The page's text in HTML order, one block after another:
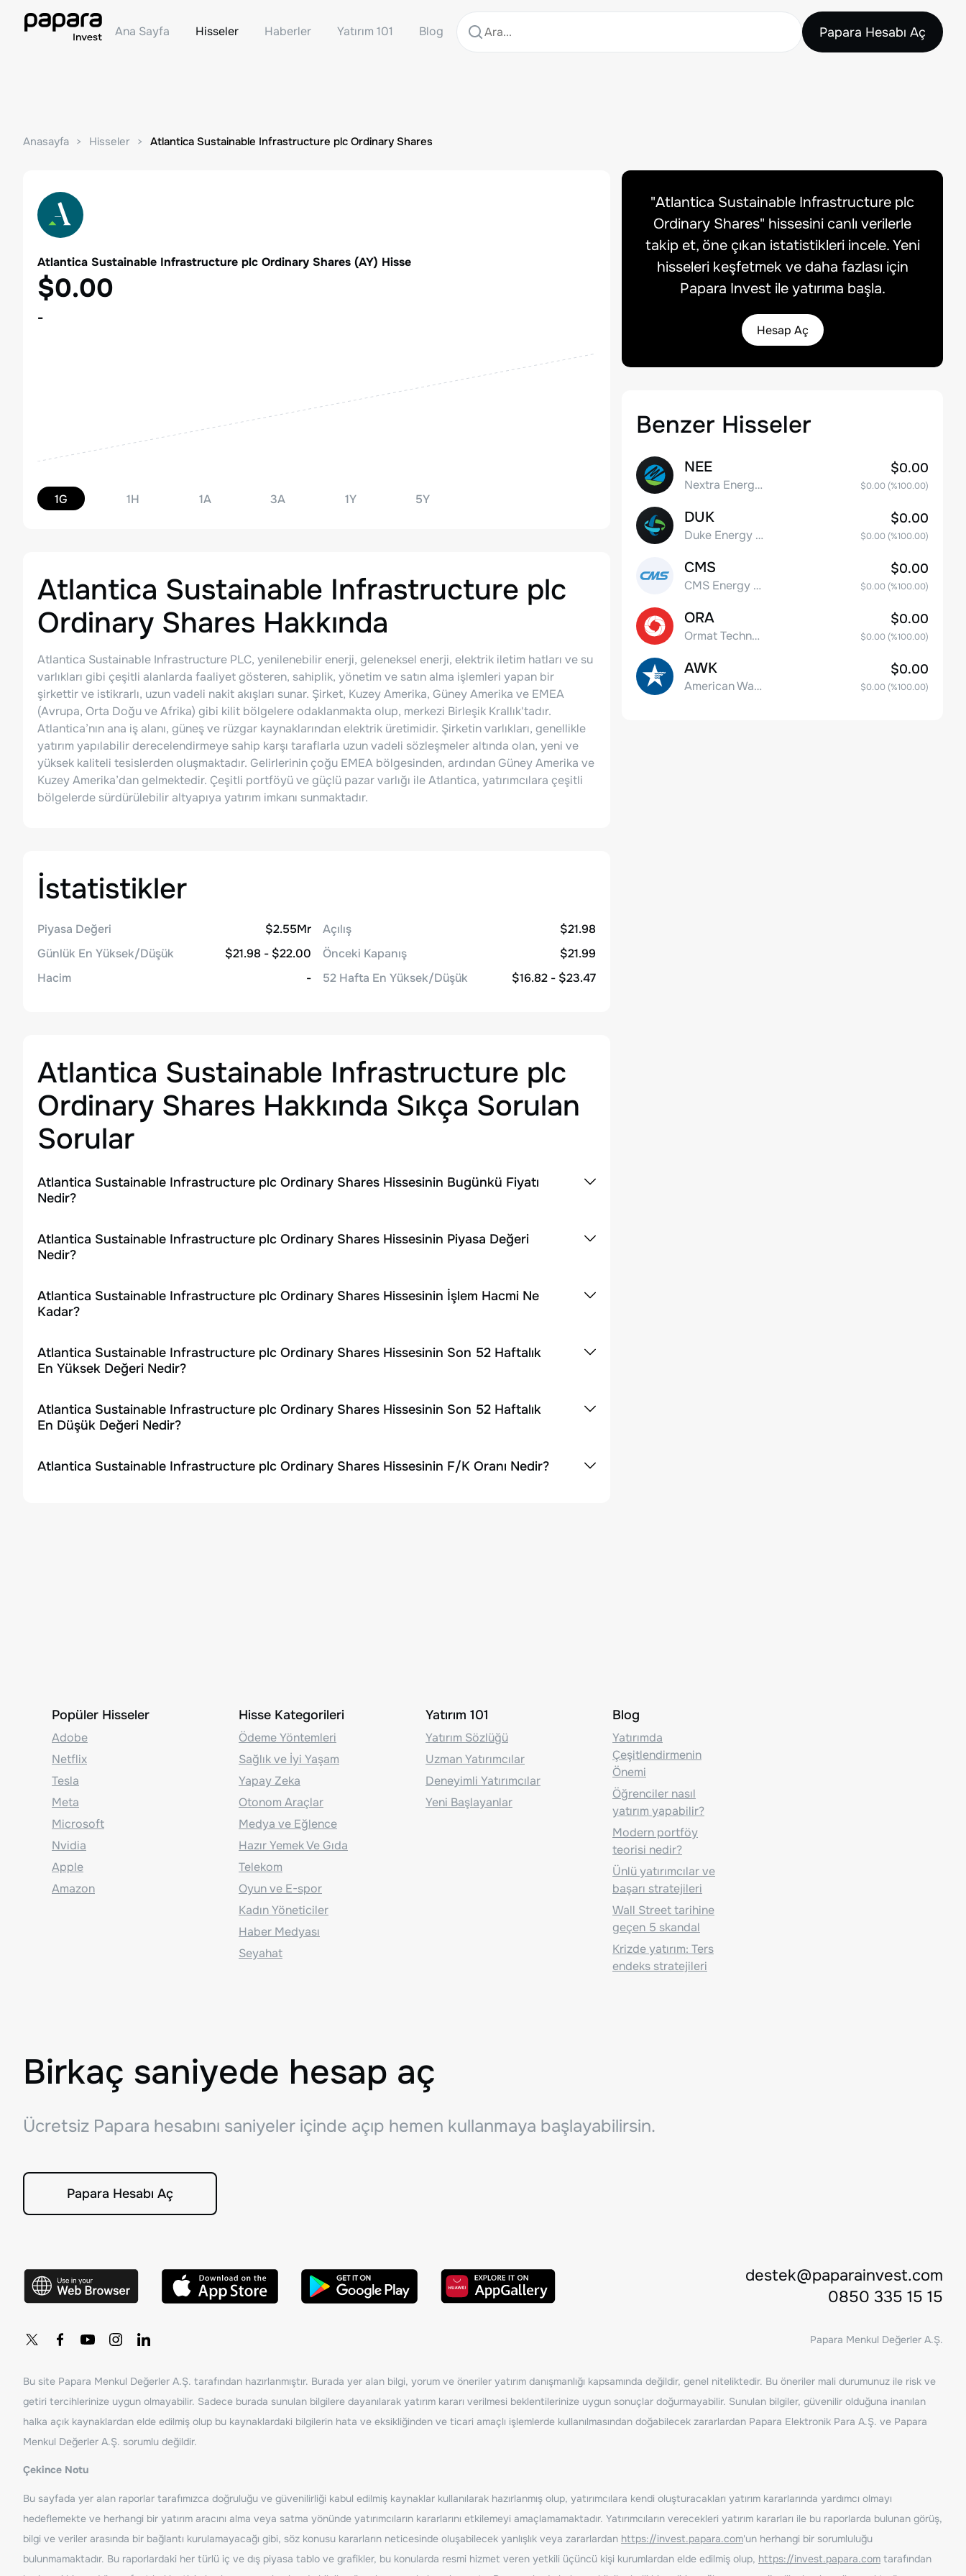
Ana Sayfa Hisseler Haberler Yatırım 101 Blog Papara Hesabı Aç
Anasayfa Hisseler Atlantica Sustainable Infrastructure plc Ordinary Shares
Atlantica Sustainable Infrastructure plc Ordinary Shares (AY) Hisse
$0.00
-
1G 1H 1A 3A 1Y 5Y
Atlantica Sustainable Infrastructure plc
Ordinary Shares Hakkında
Atlantica Sustainable Infrastructure PLC, yenilenebilir enerji, geleneksel enerji, elektrik iletim hatları ve su
varlıkları gibi çeşitli alanlarda faaliyet gösteren, sahiplik, yönetim ve satın alma işlemleri yapan bir
şirkettir ve istikrarlı, uzun vadeli nakit akışları sunar. Şirket, Kuzey Amerika, Güney Amerika ve EMEA
(Avrupa, Orta Doğu ve Afrika) gibi kilit bölgelere odaklanmakta olup, merkezi Birleşik Krallık'tadır.
Atlantica’nın ana iş alanı, güneş ve rüzgar kaynaklarından elektrik üretimidir. Şirketin varlıkları, genellikle
yatırım yapılabilir derecelendirmeye sahip karşı taraflarla uzun vadeli sözleşmeler altında olan, yeni ve
yüksek kaliteli tesislerden oluşmaktadır. Gelirlerinin çoğu EMEA bölgesinden, ardından Güney Amerika ve
Kuzey Amerika’dan gelmektedir. Çeşitli portföyü ve güçlü pazar varlığı ile Atlantica, yatırımcılara çeşitli
bölgelerde sürdürülebilir altyapıya yatırım imkanı sunmaktadır.
İstatistikler
Piyasa Değeri
$2.55Mr
Günlük En Yüksek/Düşük
$21.98 - $22.00
Hacim
-
Açılış
$21.98
Önceki Kapanış
$21.99
52 Hafta En Yüksek/Düşük
$16.82 - $23.47
Atlantica Sustainable Infrastructure plc
Ordinary Shares Hakkında Sıkça Sorulan
Sorular
Atlantica Sustainable Infrastructure plc Ordinary Shares Hissesinin Bugünkü Fiyatı
Nedir?
Atlantica Sustainable Infrastructure plc Ordinary Shares Hissesinin Piyasa Değeri
Nedir?
Atlantica Sustainable Infrastructure plc Ordinary Shares Hissesinin İşlem Hacmi Ne
Kadar?
Atlantica Sustainable Infrastructure plc Ordinary Shares Hissesinin Son 52 Haftalık
En Yüksek Değeri Nedir?
Atlantica Sustainable Infrastructure plc Ordinary Shares Hissesinin Son 52 Haftalık
En Düşük Değeri Nedir?
Atlantica Sustainable Infrastructure plc Ordinary Shares Hissesinin F/K Oranı Nedir?
"Atlantica Sustainable Infrastructure plc
Ordinary Shares" hissesini canlı verilerle
takip et, öne çıkan istatistikleri incele. Yeni
hisseleri keşfetmek ve daha fazlası için
Papara Invest ile yatırıma başla.
Hesap Aç
Benzer Hisseler
NEE
Nextra Energy, Inc.
$0.00
$0.00(%100.00)
DUK
Duke Energy Corporation
$0.00
$0.00(%100.00)
CMS
CMS Energy Corporation
$0.00
$0.00(%100.00)
ORA
Ormat Technologies, Inc.
$0.00
$0.00(%100.00)
AWK
American Water Works Company, Inc
$0.00
$0.00(%100.00)
Popüler Hisseler
Adobe
Netflix
Tesla
Meta
Microsoft
Nvidia
Apple
Amazon
Hisse Kategorileri
Ödeme Yöntemleri
Sağlık ve İyi Yaşam
Yapay Zeka
Otonom Araçlar
Medya ve Eğlence
Hazır Yemek Ve Gıda
Telekom
Oyun ve E-spor
Kadın Yöneticiler
Haber Medyası
Seyahat
Yatırım 101
Yatırım Sözlüğü
Uzman Yatırımcılar
Deneyimli Yatırımcılar
Yeni Başlayanlar
Blog
Yatırımda
Çeşitlendirmenin
Önemi
Öğrenciler nasıl
yatırım yapabilir?
Modern portföy
teorisi nedir?
Ünlü yatırımcılar ve
başarı stratejileri
Wall Street tarihine
geçen 5 skandal
Krizde yatırım: Ters
endeks stratejileri
Birkaç saniyede hesap aç
Ücretsiz Papara hesabını saniyeler içinde açıp hemen kullanmaya başlayabilirsin.
Papara Hesabı Aç
destek@paparainvest.com
0850 335 15 15
Papara Menkul Değerler A.Ş.
Bu site Papara Menkul Değerler A.Ş. tarafından hazırlanmıştır. Burada yer alan bilgi, yorum ve öneriler yatırım danışmanlığı kapsamında değildir, genel niteliktedir. Bu öneriler mali durumunuz ile risk ve
getiri tercihlerinize uygun olmayabilir. Sadece burada sunulan bilgilere dayanılarak yatırım kararı verilmesi beklentilerinize uygun sonuçlar doğurmayabilir. Sunulan bilgiler, güvenilir olduğuna inanılan
halka açık kaynaklardan elde edilmiş olup bu kaynaklardaki bilgilerin hata ve eksikliğinden ve ticari amaçlı işlemlerde kullanılmasından doğabilecek zararlardan Papara Elektronik Para A.Ş. ve Papara
Menkul Değerler A.Ş. sorumlu değildir.
Çekince Notu
Bu sayfada yer alan raporlar tarafımızca doğruluğu ve güvenilirliği kabul edilmiş kaynaklar kullanılarak hazırlanmış olup, yatırımcılara kendi oluşturacakları yatırım kararlarında yardımcı olmayı
hedeflemekte ve herhangi bir yatırım aracını alma veya satma yönünde yatırımcıların kararlarını etkilemeyi amaçlamamaktadır. Yatırımcıların verecekleri yatırım kararları ile bu raporlarda bulunan görüş,
bilgi ve veriler arasında bir bağlantı kurulamayacağı gibi, söz konusu kararların neticesinde oluşabilecek yanlışlık veya zararlardan https://invest.papara.com'un herhangi bir sorumluluğu
bulunmamaktadır. Bu raporlardaki her türlü iç ve dış piyasa tablo ve grafikler, bu konularda resmi hizmet veren yetkili üçüncü kişi kurumlardan elde edilmiş olup, https://invest.papara.com tarafından